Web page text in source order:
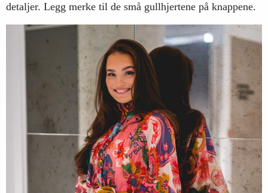
detaljer. Legg merke til de små gullhjertene på knappene.